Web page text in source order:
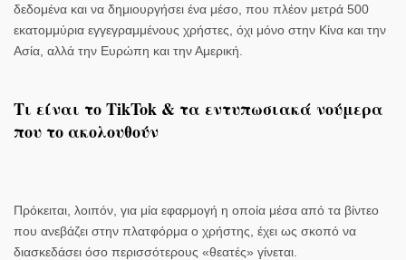
δεδομένα και να δημιουργήσει ένα μέσο, που πλέον μετρά 500
εκατομμύρια εγγεγραμμένους χρήστες, όχι μόνο στην Κίνα και την
Ασία, αλλά την Ευρώπη και την Αμερική.
Τι είναι το TikTok & τα εντυπωσιακά νούμερα
που το ακολουθούν
Πρόκειται, λοιπόν, για μία εφαρμογή η οποία μέσα από τα βίντεο
που ανεβάζει στην πλατφόρμα ο χρήστης, έχει ως σκοπό να
διασκεδάσει όσο περισσότερους «θεατές» γίνεται.